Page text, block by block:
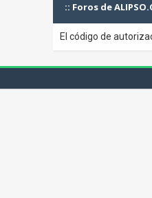
:: Foros de
El código de